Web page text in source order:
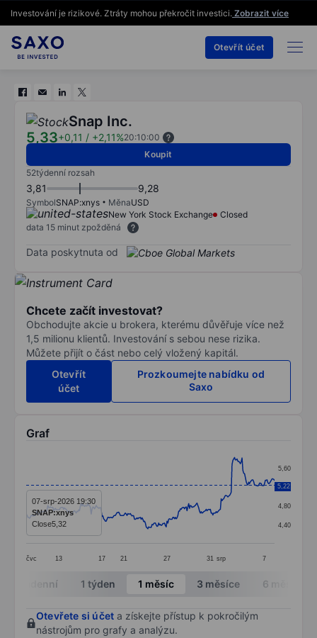
Investování je rizikové. Ztráty mohou překročit investici. Zobrazit více
Otevřít účet
Snap Inc.
5,33+0,11 / +2,11%20:10:00
Koupit
52týdenní rozsah
3,81 9,28
SymbolSNAP:xnys MěnaUSD
New York Stock Exchange
Closed
data 15 minut zpožděná
Data poskytnuta od
Chcete začít investovat?
Obchodujte akcie u brokera, kterému důvěřuje více než
1,5 milionu klientů. Investování s sebou nese rizika.
Můžete přijít o část nebo celý vložený kapitál.
Otevřít
účet
Prozkoumejte nabídku od
Saxo
Graf
Line chart with 299 data points.
The chart has 1 X axis displaying categories.
The chart has 1 Y axis displaying values. Data
čvc 13 17 21 27 31 srp 7
4,40
4,80
5,20
5,60
5,22
07-srp-2026 19:30
SNAP:xnys
Close5,32
End of interactive chart.
Intradenní 1 týden 1 měsíc 3 měsíce 6 měsíců
Otevřete si účet a získejte přístup k pokročilým
nástrojům pro grafy a analýzu.